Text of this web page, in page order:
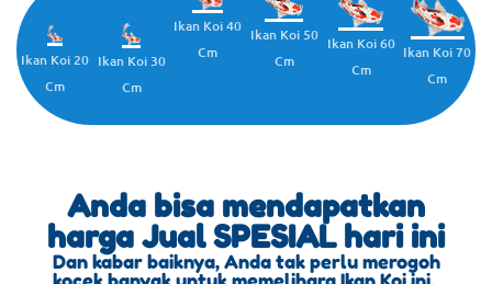
Ikan Koi 20
Cm
Ikan Koi 30
Cm
Ikan Koi 40
Cm
Ikan Koi 50
Cm
Ikan Koi 60
Cm
Ikan Koi 70
Cm
Anda bisa mendapatkan
harga Jual SPESIAL hari ini
Dan kabar baiknya, Anda tak perlu merogoh